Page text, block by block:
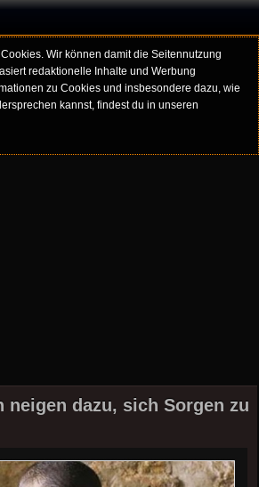
Wir können damit die Seitennutzung
redaktionelle Inhalte und Werbung
zu Cookies und insbesondere dazu, wie
kannst, findest du in unseren
neigen dazu, sich Sorgen zu